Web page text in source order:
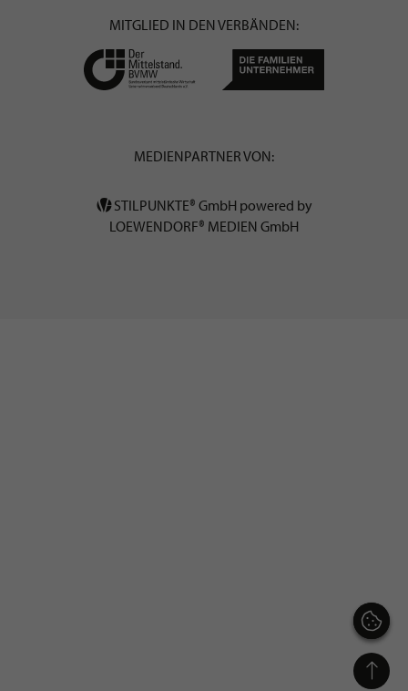
MITGLIED IN DEN VERBÄNDEN:
MEDIENPARTNER VON:
STILPUNKTE® GmbH powered by
LOEWENDORF® MEDIEN GmbH